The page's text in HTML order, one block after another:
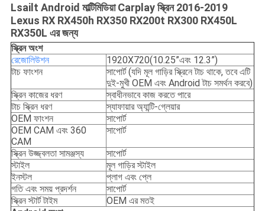
Lsailt Android মাল্টিমিডিয়া Carplay স্ক্রিন 2016-2019
Lexus RX RX450h RX350 RX200t RX300 RX450L
RX350L এর জন্য
স্ক্রিন অংশ
রেজোলিউশন
1920X720(10.25”এবং 12.3”)
টাচ ফাংশন
সাপোর্ট (যদি মূল গাড়ির স্ক্রিনে টাচ থাকে, তবে এটি
দুই-মুখী OEM এবং Android টাচ সমর্থন করবে)
স্ক্রিন কাজের ধরণ
স্বাধীনভাবে কাজ করতে পারে
টাচ স্ক্রিন ধরণ
স্যাফায়ার অ্যান্টি-গ্লেয়ার
OEM ফাংশন
সাপোর্ট
OEM CAM এবং 360
CAM
সাপোর্ট
স্ক্রিন উজ্জ্বলতা সামঞ্জস্য
সাপোর্ট
স্টাইল
মূল গাড়ির স্টাইল
ইনস্টল
প্লাগ এবং প্লে
গতি এবং সময় প্রদর্শন
সাপোর্ট
স্ক্রিন স্টার্ট টাইম
OEM এর মতই